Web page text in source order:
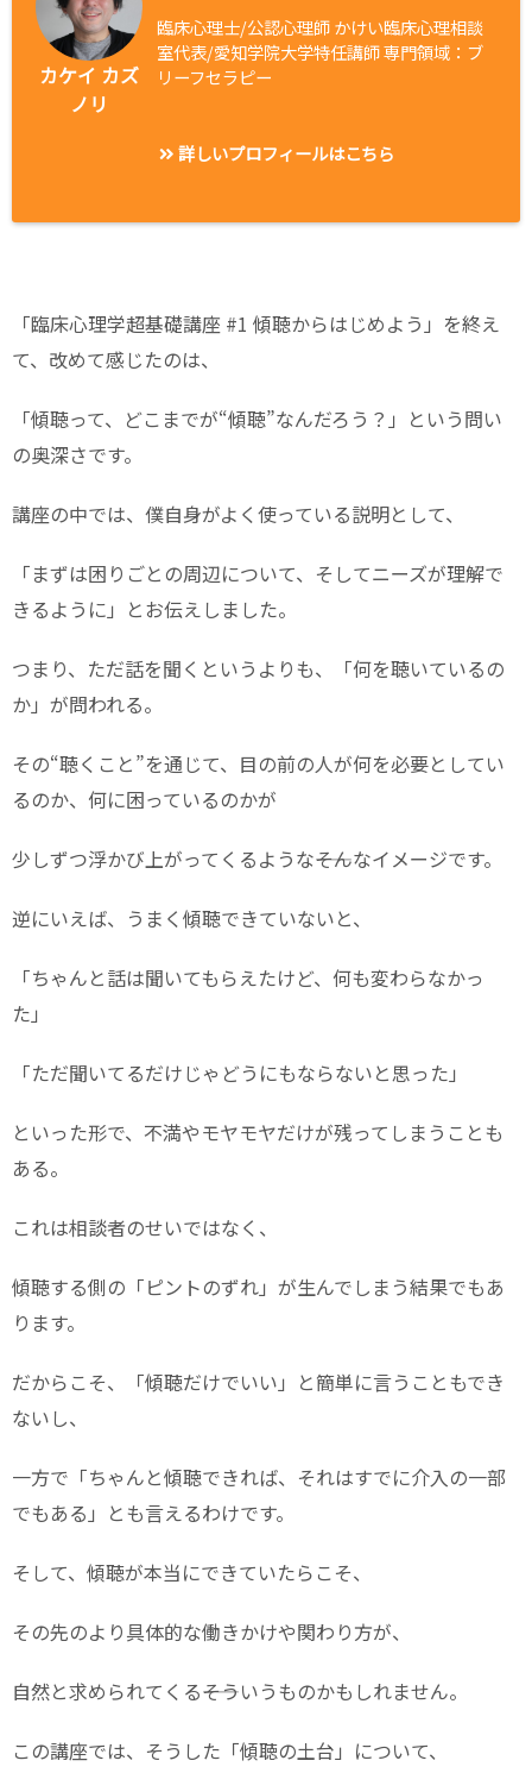
カケイ カズ
ノリ
臨床心理士/公認心理師 かけい臨床心理相談
室代表/愛知学院大学特任講師 専門領域：ブ
リーフセラピー
詳しいプロフィールはこちら
「臨床心理学超基礎講座 #1 傾聴からはじめよう」を終え
て、改めて感じたのは、
「傾聴って、どこまでが“傾聴”なんだろう？」という問い
の奥深さです。
講座の中では、僕自身がよく使っている説明として、
「まずは困りごとの周辺について、そしてニーズが理解で
きるように」とお伝えしました。
つまり、ただ話を聞くというよりも、「何を聴いているの
か」が問われる。
その“聴くこと”を通じて、目の前の人が何を必要としてい
るのか、何に困っているのかが
少しずつ浮かび上がってくるような――そんなイメージです。
逆にいえば、うまく傾聴できていないと、
「ちゃんと話は聞いてもらえたけど、何も変わらなかっ
た」
「ただ聞いてるだけじゃどうにもならないと思った」
といった形で、不満やモヤモヤだけが残ってしまうことも
ある。
これは相談者のせいではなく、
傾聴する側の「ピントのずれ」が生んでしまう結果でもあ
ります。
だからこそ、「傾聴だけでいい」と簡単に言うこともでき
ないし、
一方で「ちゃんと傾聴できれば、それはすでに介入の一部
でもある」とも言えるわけです。
そして、傾聴が本当にできていたらこそ、
その先のより具体的な働きかけや関わり方が、
自然と求められてくる――そういうものかもしれません。
この講座では、そうした「傾聴の土台」について、